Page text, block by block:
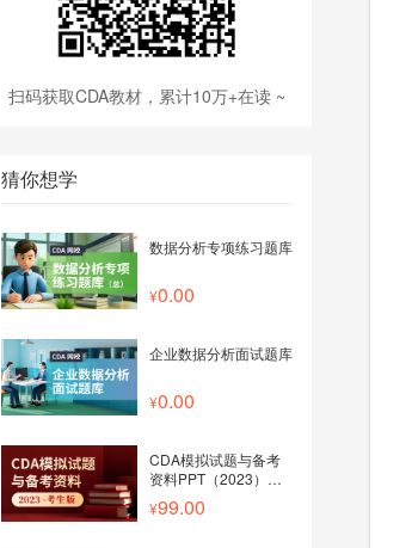
扫码获取CDA教材，累计10万+在读 ~
猜你想学
数据分析专项练习题库
0.00
企业数据分析面试题库
0.00
CDA模拟试题与备考
资料PPT（2023）
——考生版
99.00